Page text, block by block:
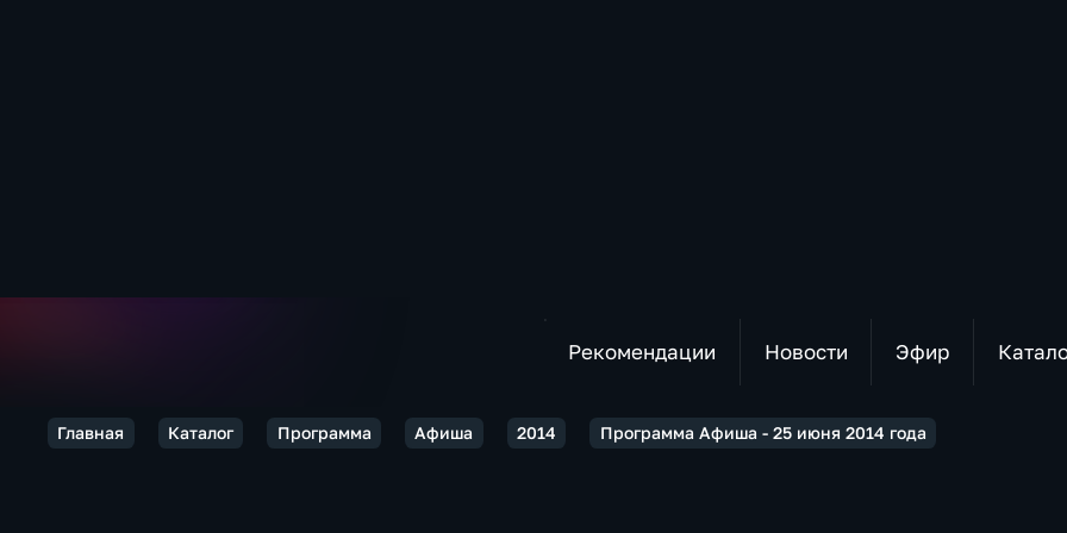
Рекомендации Новости Эфир
Главная Каталог Программа Афиша 2014 Программа Афиша - 25 июня 2014 года